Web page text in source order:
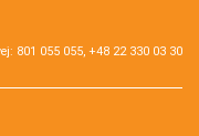
801 055 055, +48 22 330 03 30